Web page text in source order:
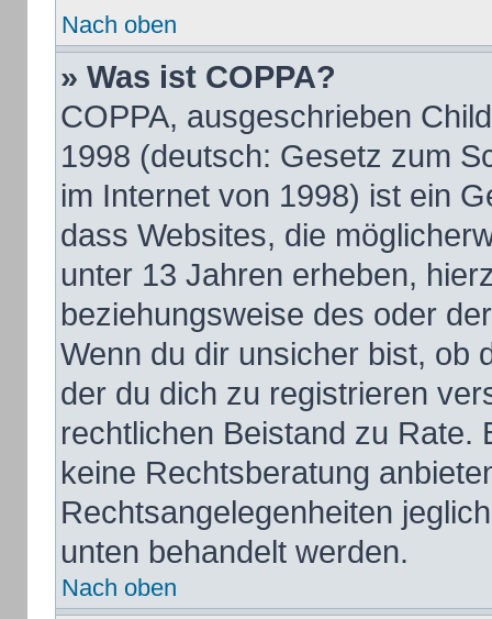
Nach oben
» Was ist COPPA?
COPPA, ausgeschrieben
1998 (deutsch: Gesetz zum
im Internet von 1998) ist ein
dass Websites, die
unter 13 Jahren erheben,
beziehungsweise des oder
Wenn du dir unsicher bist, ob
der du dich zu registrieren
rechtlichen Beistand zu Rate.
keine Rechtsberatung
Rechtsangelegenheiten
unten behandelt werden.
Nach oben